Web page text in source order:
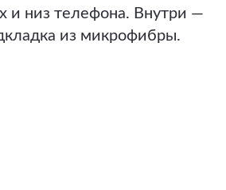
и низ телефона. Внутри —
из микрофибры.